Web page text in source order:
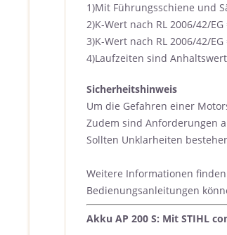
1)Mit Führungsschiene und
2)K-Wert nach RL 2006/42/EG
3)K-Wert nach RL 2006/42/EG
4)Laufzeiten sind
Sicherheitshinweis
Um die Gefahren einer
Zudem sind Anforderungen
Sollten Unklarheiten
Weitere Informationen finden
Bedienungsanleitungen
Akku AP 200 S: Mit STIHL